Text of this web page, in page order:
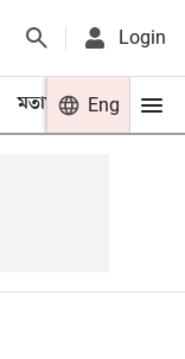
Login
মতামত খেলা
Eng